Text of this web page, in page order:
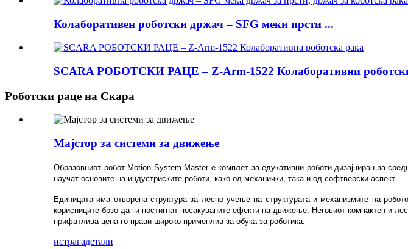
Колаборативен роботски држач – SFG меки прсти ...
SCARA РОБОТСКИ РАЦЕ – Z-Arm-1522 Колаборативни
Роботски раце на Скара
Мајстор за системи за движење
Образовниот робот Motion System Master е комплет за едукативни роботи дизајниран за
научат основите на индустриските роботи, како од механички, така и од софтверски аспект.
Единицата има отворена структура за лесно учење на структурата и механизмите на
корисниците брзо да ги постигнат посакуваните ефекти на движење. Неговиот компактен и
прифатлива цена го прави широко применлив за обука за роботика.
истрагадетали